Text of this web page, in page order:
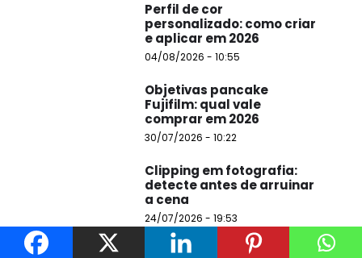
Perfil de cor
personalizado: como criar
e aplicar em 2026
04/08/2026 - 10:55
Objetivas pancake
Fujifilm: qual vale
comprar em 2026
30/07/2026 - 10:22
Clipping em fotografia:
detecte antes de arruinar
a cena
24/07/2026 - 19:53